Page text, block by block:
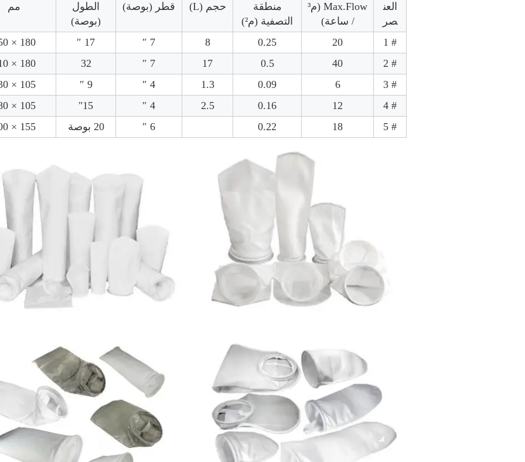
العن
صر
Max.Flow (م³
/ ساعة)
منطقة
التصفية (م²)
حجم (L) قطر (بوصة)
الطول
(بوصة)
مم
# 1
20
0.25
8
7 ″
17 ″
180 × 450
# 2
40
0.5
17
7 ″
32
180 × 810
# 3
6
0.09
1.3
4 ″
9 ″
105 × 230
# 4
12
0.16
2.5
4 ″
15"
105 × 380
# 5
18
0.22
6 ″ 20 بوصة 155 × 500